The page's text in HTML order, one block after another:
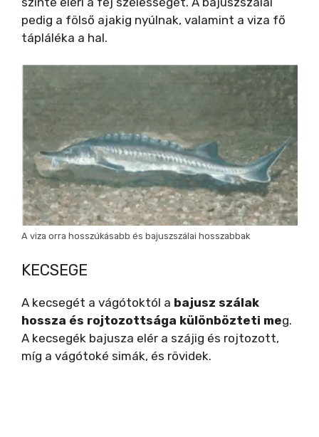
d
e
o
pedig a fölső ajakig nyúlnak, valamint a viza fő
tápláléka a hal.
A viza orra hosszúkásabb és bajuszszálai hosszabbak
KECSEGE
A kecsegét a vágótoktól a bajusz szálak
hossza és rojtozottsága különbözteti meg.
A kecsegék bajusza elér a szájig és rojtozott,
míg a vágótoké simák, és rövidek.